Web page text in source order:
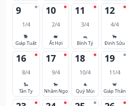
9
1/4
🐕
Giáp Tuất
10
2/4
🐖
Ất Hợi
11
3/4
🐀
Bính Tý
12
4/4
🐂
Đinh Sửu
16
8/4
🐍
Tân Tỵ
17
9/4
🐎
Nhâm Ngọ
18
10/4
🐐
Quý Mùi
19
11/4
🐒
Giáp Thân